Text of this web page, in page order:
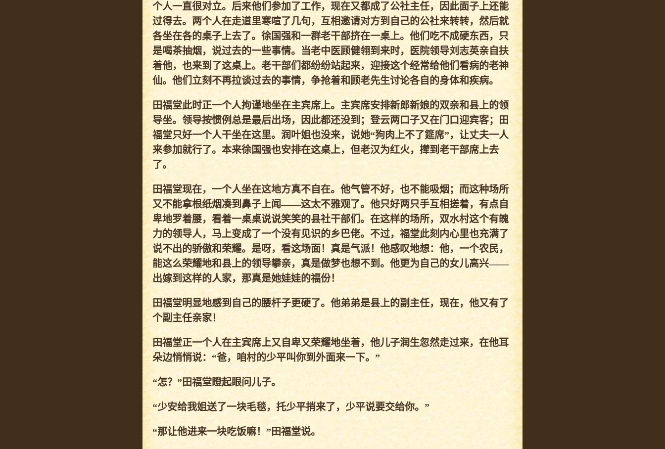
个人一直很对立。后来他们参加了工作，现在又都成了公社主任，因此面子上还能
过得去。两个人在走道里寒喧了几句，互相邀请对方到自己的公社来转转，然后就
各坐在各的桌子上去了。徐国强和一群老干部挤在一桌上。他们吃不成硬东西，只
是喝茶抽烟，说过去的一些事情。当老中医顾健翎到来时，医院领导刘志英亲自扶
着他，也来到了这桌上。老干部们都纷纷站起来，迎接这个经常给他们看病的老神
仙。他们立刻不再拉谈过去的事情，争抢着和顾老先生讨论各自的身体和疾病。
田福堂此时正一个人拘谨地坐在主宾席上。主宾席安排新郎新娘的双亲和县上的领
导坐。领导按惯例总是最后出场，因此都还没到；登云两口子又在门口迎宾客；田
福堂只好一个人干坐在这里。润叶姐也没来，说她“狗肉上不了筵席”，让丈夫一人
来参加就行了。本来徐国强也安排在这桌上，但老汉为红火，撵到老干部席上去
了。
田福堂现在，一个人坐在这地方真不自在。他气管不好，也不能吸烟；而这种场所
又不能拿根纸烟凑到鼻子上闻——这太不雅观了。他只好两只手互相搓着，有点自
卑地罗着腰，看着一桌桌说说笑笑的县社干部们。在这样的场所，双水村这个有魄
力的领导人，马上变成了一个没有见识的乡巴佬。不过，福堂此刻内心里也充满了
说不出的骄傲和荣耀。是呀，看这场面！真是气派！他感叹地想：他，一个农民，
能这么荣耀地和县上的领导攀亲，真是做梦也想不到。他更为自己的女儿高兴——
出嫁到这样的人家，那真是她娃娃的福份！
田福堂明显地感到自己的腰杆子更硬了。他弟弟是县上的副主任，现在，他又有了
个副主任亲家！
田福堂正一个人在主宾席上又自卑又荣耀地坐着，他儿子润生忽然走过来，在他耳
朵边悄悄说：“爸，咱村的少平叫你到外面来一下。”
“怎？”田福堂瞪起眼问儿子。
“少安给我姐送了一块毛毯，托少平捎来了，少平说要交给你。”
“那让他进来一块吃饭嘛！”田福堂说。